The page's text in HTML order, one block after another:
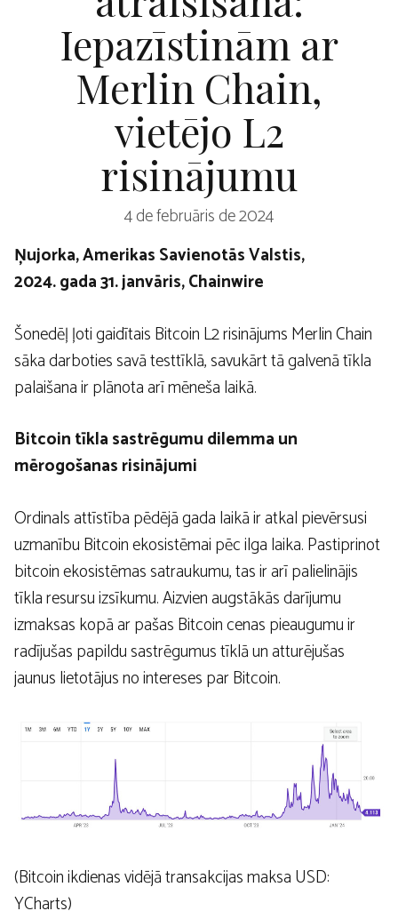
Iepazīstinām ar
Merlin Chain,
vietējo L2
risinājumu
4 de februāris de 2024
Ņujorka, Amerikas Savienotās Valstis,
2024. gada 31. janvāris, Chainwire
Šonedēļ ļoti gaidītais Bitcoin L2 risinājums Merlin Chain
sāka darboties savā testtīklā, savukārt tā galvenā tīkla
palaišana ir plānota arī mēneša laikā.
Bitcoin tīkla sastrēgumu dilemma un
mērogošanas risinājumi
Ordinals attīstība pēdējā gada laikā ir atkal pievērsusi
uzmanību Bitcoin ekosistēmai pēc ilga laika. Pastiprinot
bitcoin ekosistēmas satraukumu, tas ir arī palielinājis
tīkla resursu izsīkumu. Aizvien augstākās darījumu
izmaksas kopā ar pašas Bitcoin cenas pieaugumu ir
radījušas papildu sastrēgumus tīklā un atturējušas
jaunus lietotājus no intereses par Bitcoin.
(Bitcoin ikdienas vidējā transakcijas maksa USD:
YCharts)